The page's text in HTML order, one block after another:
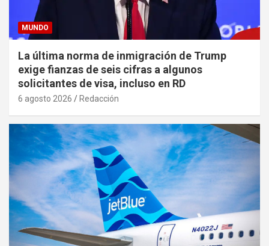
MUNDO
La última norma de inmigración de Trump
exige fianzas de seis cifras a algunos
solicitantes de visa, incluso en RD
6 agosto 2026 Redacción